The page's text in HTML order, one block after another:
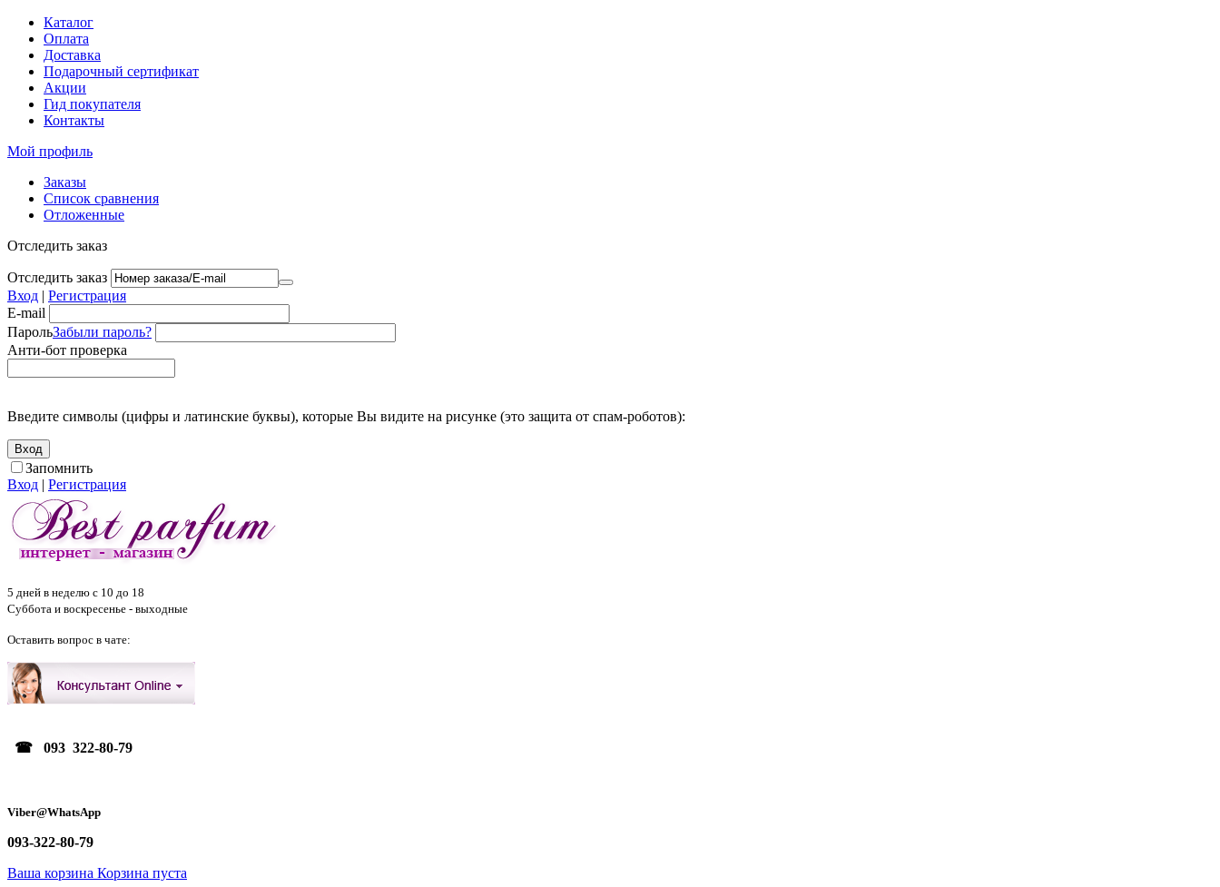
Каталог
Оплата
Доставка
Подарочный сертификат
Акции
Гид покупателя
Контакты
Мой профиль
Заказы
Список сравнения
Отложенные
Отследить заказ
Отследить заказ
Вход | Регистрация
E-mail
ПарольЗабыли пароль?
Анти-бот проверка
Введите символы (цифры и латинские буквы), которые Вы видите на рисунке (это защита от спам-роботов):
Запомнить
Вход | Регистрация
5 дней в неделю с 10 до 18
Суббота и воскресенье - выходные
Оставить вопрос в чате:
☎ 093 322-80-79
Viber@WhatsApp
093-322-80-79
Ваша корзина Корзина пуста